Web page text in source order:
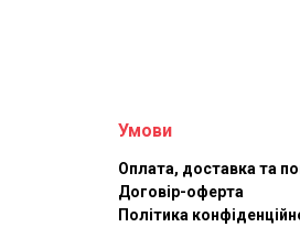
Умови
Оплата, доставка та
Договір-оферта
Політика